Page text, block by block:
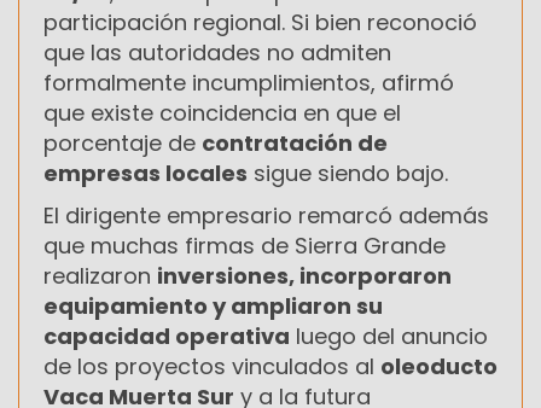
participación regional. Si bien reconoció
que las autoridades no admiten
formalmente incumplimientos, afirmó
que existe coincidencia en que el
porcentaje de contratación de
empresas locales sigue siendo bajo.
El dirigente empresario remarcó además
que muchas firmas de Sierra Grande
realizaron inversiones, incorporaron
equipamiento y ampliaron su
capacidad operativa luego del anuncio
de los proyectos vinculados al oleoducto
Vaca Muerta Sur y a la futura